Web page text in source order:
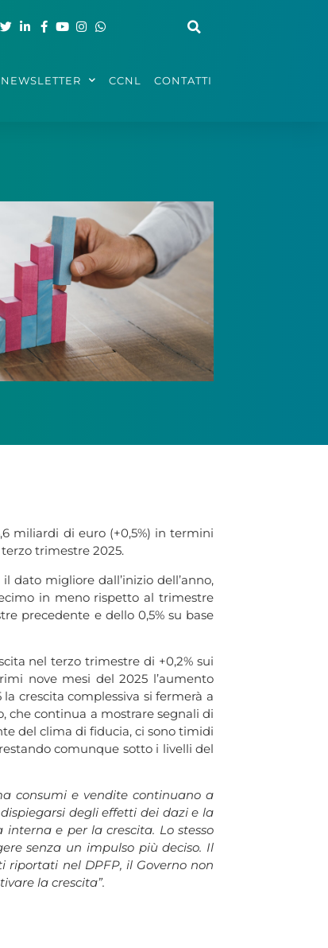
NEWSLETTER CCNL CONTATTI
miliardi di euro (+0,5%) in termini
trimestre 2025.
migliore dall’inizio dell’anno,
in meno rispetto al trimestre
precedente e dello 0,5% su base
nel terzo trimestre di +0,2% sui
nove mesi del 2025 l’aumento
la crescita complessiva si fermerà a
che continua a mostrare segnali di
del clima di fiducia, ci sono timidi
comunque sotto i livelli del
consumi e vendite continuano a
degli effetti dei dazi e la
e per la crescita. Lo stesso
senza un impulso più deciso. Il
riportati nel DPFP, il Governo non
la crescita”.